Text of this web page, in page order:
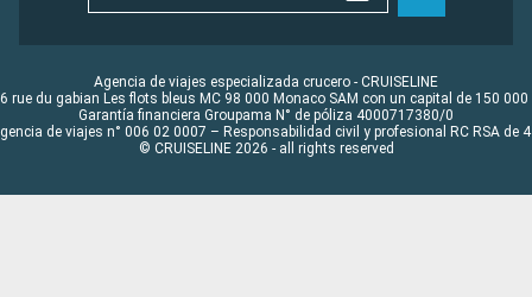
Agencia de viajes especializada crucero - CRUISELINE
rue du gabian Les flots bleus MC 98 000 Monaco SAM con un capital de 150 000
Garantía financiera Groupama N° de póliza 4000717380/0
de viajes n° 006 02 0007 – Responsabilidad civil y profesional RC RSA de
© CRUISELINE 2026 - all rights reserved